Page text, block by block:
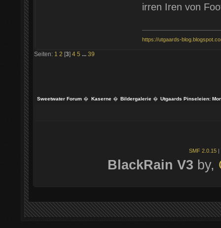
irren Iren von
https://utgaards-
Seiten: 1 2 [3] 4 5 ... 39
Sweetwater Forum � Kaserne� Bildergalerie� Utgaards Pinseleien:
SMF 2.0.15
BlackRain V3 by,